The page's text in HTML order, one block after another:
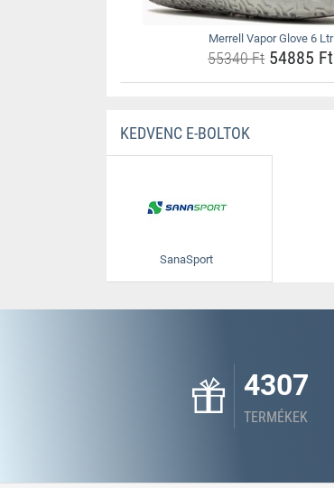
Merrell Vapor Glove 6 Ltr
55340 Ft54885 Ft
KEDVENC E-BOLTOK
SanaSport
4307
TERMÉKEK